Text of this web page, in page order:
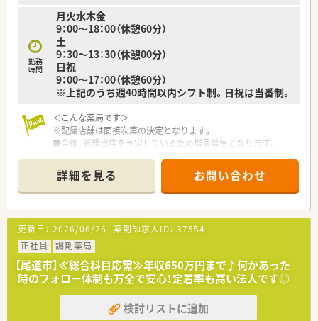
勤務
時間
月火水木金
9：00～18：00（休憩60分）
土
9：30～13：30（休憩00分）
日祝
9：00～17：00（休憩60分）
※上記のうち週40時間以内シフト制。日祝は当番制。
＜こんな薬局です＞
※配属店舗は面接次第の決定となります。
■今後、新規出店を予定しているため増員募集となります。
■店舗に入ると広いオープンカウンターがあり、
患者様との距離感を縮める雰囲気のある店舗です。
■因島の真ん中に位置しており、
薬剤師会との橋かけ薬局でもあります。
■健康サポート薬局に認定されています。
＜業務内容＞
■総合科目の処方箋がメインです。
■処方箋は1日平均50枚程度です。
■在宅も行っている店舗です。
詳細を見る お問い合わせ
更新日： 2026/06/26 薬剤師求人ID： 37554
正社員
調剤薬局
【尾道市】≪総合科目応需≫年収650万円まで♪何かあった
時のフォロー体制も万全で安心！定着率も高い法人です◎
検討リストに追加